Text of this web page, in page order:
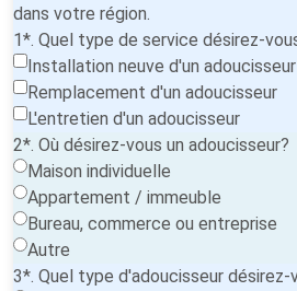
dans votre région.
1*. Quel type de service désirez-
Installation neuve d'un adoucisseur
Remplacement d'un adoucisseur
L'entretien d'un adoucisseur
2*. Où désirez-vous un adoucisseur?
Maison individuelle
Appartement / immeuble
Bureau, commerce ou entreprise
Autre
3*. Quel type d'adoucisseur désirez-